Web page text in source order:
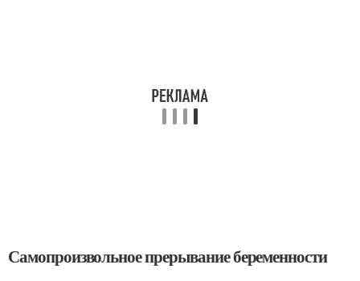
Самопроизвольное прерывание беременности